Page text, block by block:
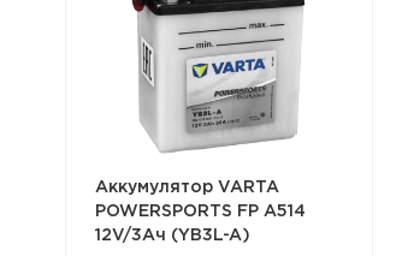
Аккумулятор VARTA
POWERSPORTS FP A514
12V/3Ач (YB3L-A)